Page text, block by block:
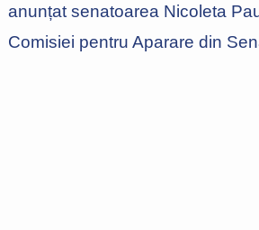
anunțat senatoarea Nicoleta
Comisiei pentru Aparare din